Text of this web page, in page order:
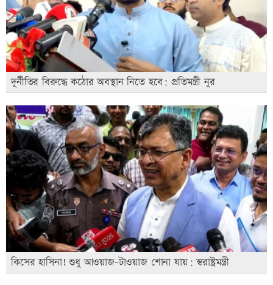
দুর্নীতির বিরুদ্ধে কঠোর অবস্থান নিতে হবে: প্রতিমন্ত্রী নুর
কিসের হাসিনা! শুধু আওয়াজ-টাওয়াজ শোনা যায়: স্বরাষ্ট্রমন্ত্রী